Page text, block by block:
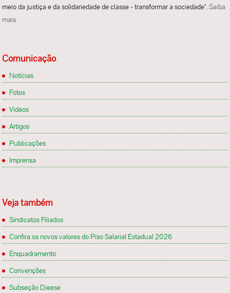
meio da justiça e da solidariedade de classe - transformar a sociedade".Saiba
mais
Comunicação
Notícias
Fotos
Videos
Artigos
Publicações
Imprensa
Veja também
Sindicatos Filiados
Confira os novos valores do Piso Salarial Estadual 2026
Enquadramento
Convenções
Subseção Dieese